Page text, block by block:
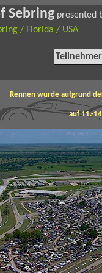
Sebring presented
/ Florida / USA
Teilnehmer
Rennen wurde aufgrund
auf 11.-